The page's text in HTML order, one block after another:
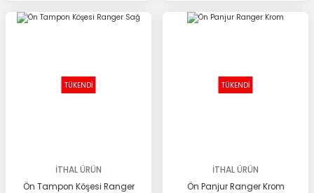
TÜKENDİ
İTHAL ÜRÜN
Ön Tampon Köşesi Ranger
TÜKENDİ
İTHAL ÜRÜN
Ön Panjur Ranger Krom